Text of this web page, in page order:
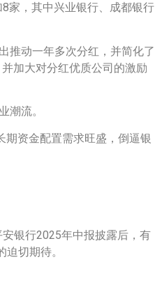
家，其中兴业银行、成都银行
推动一年多次分红，并简化了
加大对分红优质公司的激励
潮流。
资金配置需求旺盛，倒逼银
银行2025年中报披露后，有
切期待。